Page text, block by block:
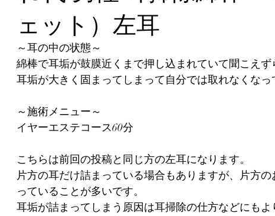
ェット）左耳
～耳の中の状態～
綿棒で耳垢が鼓膜近くまで押し込まれていて聞こえず
耳垢が大きく固まってしまって自分では取れなくなっ
～施術メニュー～
イヤーエステコース60分
こちらは前回の投稿と同じ方の左耳になります。
片方の耳だけ詰まっている場合もありますが、片方
っていることが多いです。
耳垢が詰まってしまう原因は耳掃除の仕方などにも